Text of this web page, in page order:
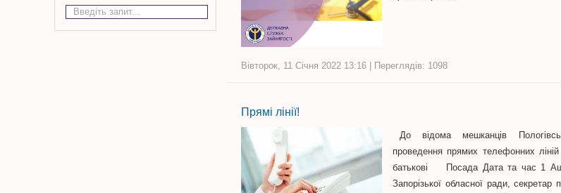
Вівторок, 11 Січня 2022 13:16 | Переглядів: 1098
Прямі лінії!
До відома мешканців
проведення прямих телефонних
батькові Посада Дата та час 1
Запорізької обласної ради, секретар